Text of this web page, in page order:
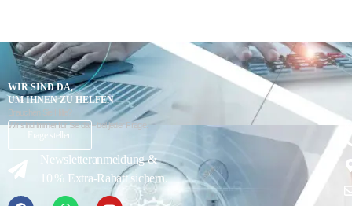
WIR SIND DA,
UM IHNEN ZU HELFEN
Brauchen Sie Hilfe?
Wir sind immer für Sie da – bei jeder Frage.
Frage stellen
Newsletteranmeldung &
10 % Extra-Rabatt sichern.